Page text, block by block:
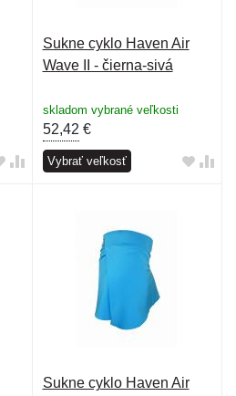
Sukne cyklo Haven Air
Wave II - čierna-sivá
skladom vybrané veľkosti
52,42 €
Vybrať veľkosť
Sukne cyklo Haven Air